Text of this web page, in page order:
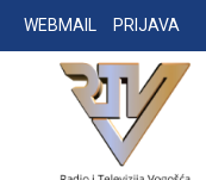
Skip
to
WEBMAIL PRIJAVA